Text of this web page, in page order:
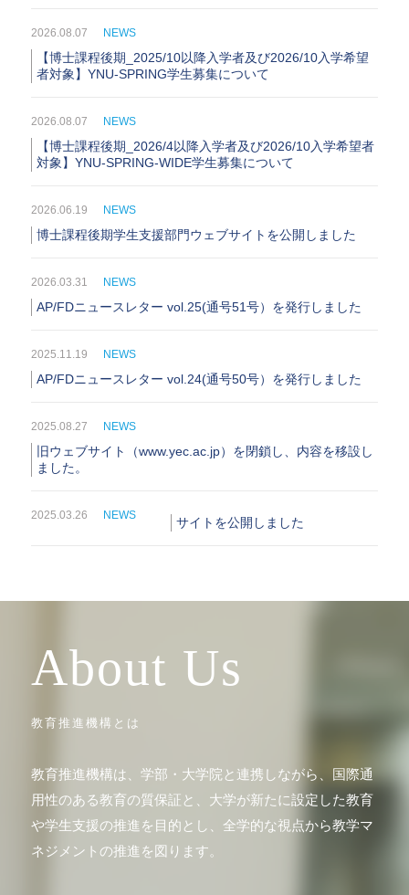
【博士課程後期_2025/10以降入学者及び2026/10入学希望
者対象】YNU-SPRING学生募集について
2026.08.07 NEWS
【博士課程後期_2026/4以降入学者及び2026/10入学希望者
対象】YNU-SPRING-WIDE学生募集について
2026.08.07 NEWS
博士課程後期学生支援部門ウェブサイトを公開しました
2026.06.19 NEWS
AP/FDニュースレター vol.25(通号51号）を発行しました
2026.03.31 NEWS
AP/FDニュースレター vol.24(通号50号）を発行しました
2025.11.19 NEWS
旧ウェブサイト（www.yec.ac.jp）を閉鎖し、内容を移設し
ました。
2025.08.27 NEWS
サイトを公開しました
2025.03.26 NEWS
About Us
教育推進機構とは
教育推進機構は、学部・大学院と連携しながら、国際通
用性のある教育の質保証と、大学が新たに設定した教育
や学生支援の推進を目的とし、全学的な視点から教学マ
ネジメントの推進を図ります。